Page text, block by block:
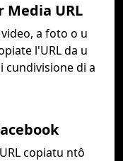
Media URL
a foto o u
l'URL da u
cundivisione di a
copiatu ntô